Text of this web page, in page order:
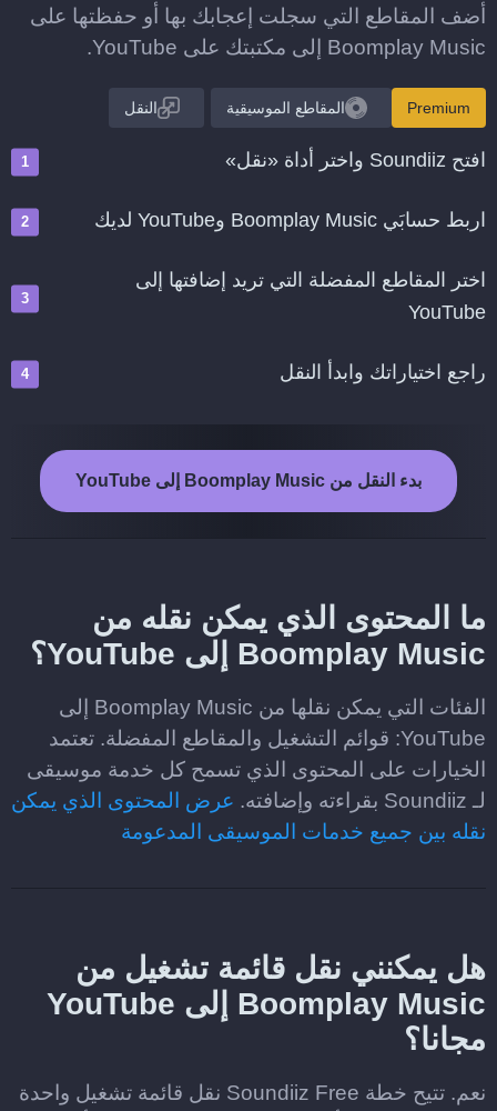
أضف المقاطع التي سجلت إعجابك بها أو حفظتها على
Boomplay Music إلى مكتبتك على YouTube.
Premium المقاطع الموسيقية النقل
افتح Soundiiz واختر أداة «نقل»
اربط حسابَي Boomplay Music وYouTube لديك
اختر المقاطع المفضلة التي تريد إضافتها إلى
YouTube
راجع اختياراتك وابدأ النقل
بدء النقل من Boomplay Music إلى YouTube
ما المحتوى الذي يمكن نقله من
Boomplay Music إلى YouTube؟
الفئات التي يمكن نقلها من Boomplay Music إلى
YouTube: قوائم التشغيل والمقاطع المفضلة. تعتمد
الخيارات على المحتوى الذي تسمح كل خدمة موسيقى
لـ Soundiiz بقراءته وإضافته.
عرض المحتوى الذي يمكن
نقله بين جميع خدمات الموسيقى المدعومة
هل يمكنني نقل قائمة تشغيل من
Boomplay Music إلى YouTube
مجانا؟
نعم. تتيح خطة Soundiiz Free نقل قائمة تشغيل واحدة